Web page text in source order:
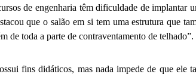
de engenharia têm dificuldade de implantar
que o salão em si tem uma estrutura que
de toda a parte de contraventamento de telhado”.
fins didáticos, mas nada impede de que